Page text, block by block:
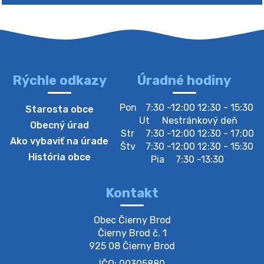
4. augusta 2026 10:05
Zberný dvor-Gyűjtőudvar
Oznamujeme obyvateľom, že v stredu 05. augusta
bude zberný dvor zatvorený. Értesítjük a lakosokat,
hogy szerdán augusztus 05-én a gyűjtőudvar zárva
lesz https://ciernybrod.sk?p=214…
Zber separovaného odpadu plastu-
Szeparált műanya…
Oznamujeme obyvateľom, že v stredu 05. augusta
prebehne zber separovaného odpadu plastu. Prosíme
Rýchle odkazy
Starosta obce
Obecný úrad
Ako vybaviť na úrade
História obce
Úradné hodiny
Pon
7:30 -12:00 12:30 - 15:30
Ut
Nestránkový deň
Str
7:30 -12:00 12:30 - 17:00
Štv
7:30 -12:00 12:30 - 15:30
Pia
7:30 -13:30
Kontakt
Obec Čierny Brod
Čierny Brod č. 1
925 08 Čierny Brod